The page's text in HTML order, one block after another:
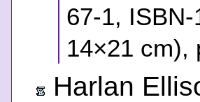
67-1,
14×21 cm),
Harlan